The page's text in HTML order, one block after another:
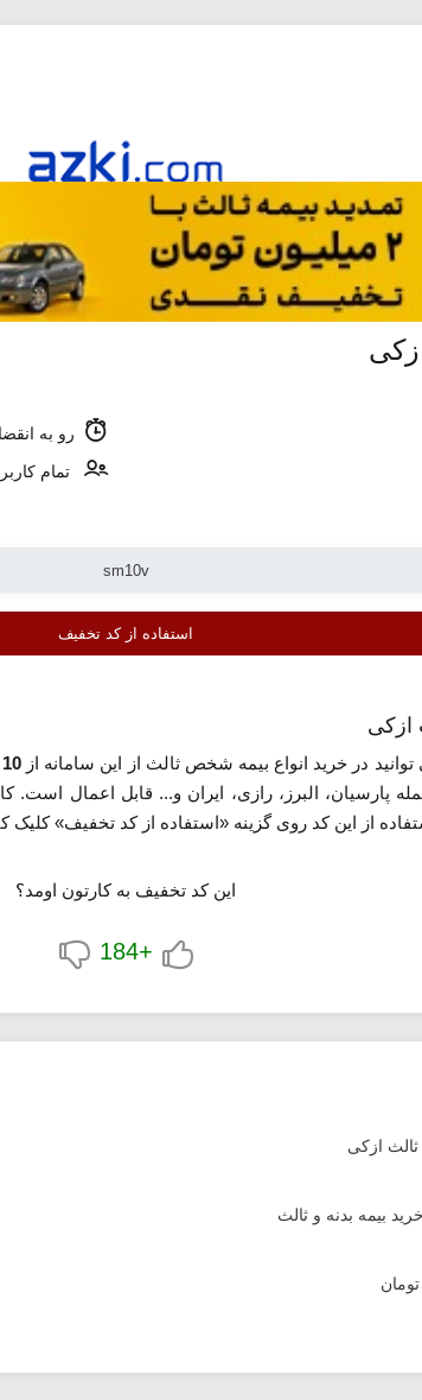
رو به انقضا
تمام
استفاده از کد تخفیف
در خرید انواع بیمه شخص ثالث از این سامانه از10 درصد تخفیف
پارسیان، البرز، رازی، ایران و... قابل اعمال
از این کد روی گزینه «استفاده از کد تخفیف» کلیک
این کد تخفیف به کارتون اومد؟
+184